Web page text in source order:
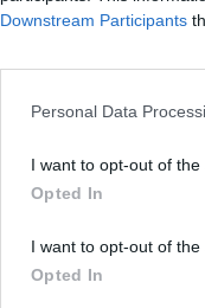
Downstream Participants
Personal Data
I want to opt-out of the
Opted In
I want to opt-out of the
Opted In